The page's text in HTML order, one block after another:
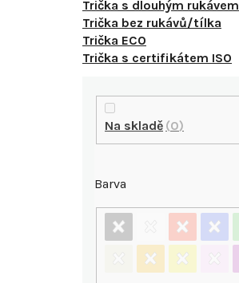
Trička s dlouhým rukávem
Trička bez rukávů/tílka
Trička ECO
Trička s certifikátem ISO
P
Na skladě 0
Barva